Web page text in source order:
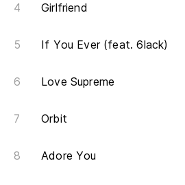
Girlfriend
If You Ever (feat. 6lack)
Love Supreme
Orbit
Adore You